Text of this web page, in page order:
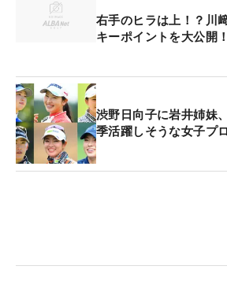
右手のヒラは上！？川
キーポイントを大公開
渋野日向子に岩井姉妹
季活躍しそうな女子プ